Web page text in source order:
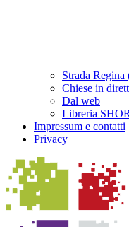
Strada
Chiese in
Dal web
Libreria
Impressum e contatti
Privacy